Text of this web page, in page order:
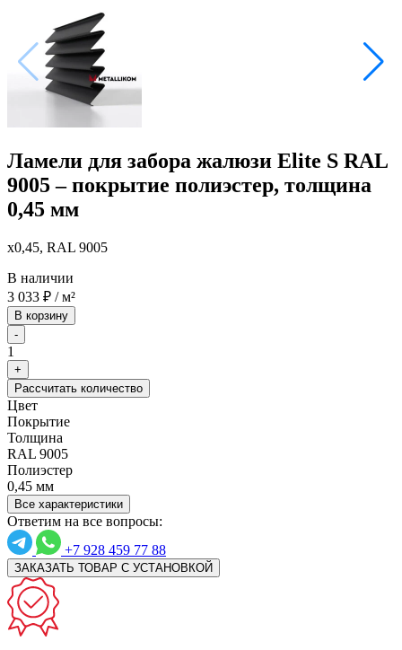
Ламели для забора жалюзи Elite S RAL
9005 – покрытие полиэстер, толщина
0,45 мм
x0,45, RAL 9005
В наличии
3 033 ₽ / м²
В корзину
-
1
+
Рассчитать количество
Цвет
Покрытие
Толщина
RAL 9005
Полиэстер
0,45 мм
Все характеристики
Ответим на все вопросы:
+7 928 459 77 88
ЗАКАЗАТЬ ТОВАР С УСТАНОВКОЙ